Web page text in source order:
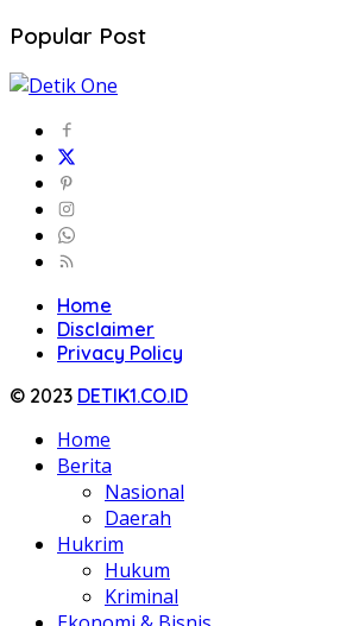
Popular Post
Home
Disclaimer
Privacy Policy
© 2023 DETIK1.CO.ID
Home
Berita
Nasional
Daerah
Hukrim
Hukum
Kriminal